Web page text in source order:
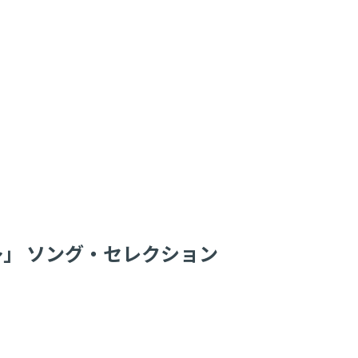
ソング・セレクション